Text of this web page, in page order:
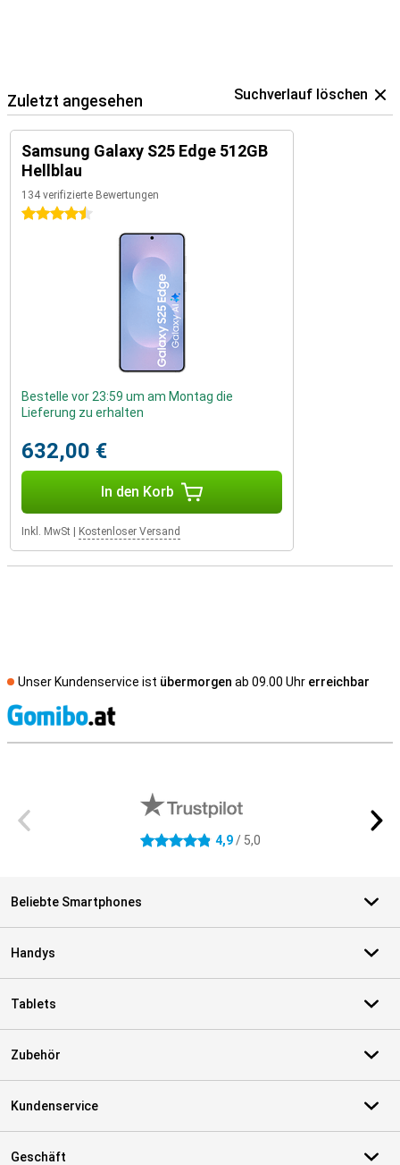
Zuletzt angesehen Suchverlauf löschen
Samsung Galaxy S25 Edge 512GB
Hellblau
134 verifizierte Bewertungen
4.5 Sterne
Bestelle vor 23:59 um am Montag die
Lieferung zu erhalten
632,00 €
In den Korb
Inkl. MwSt Kostenloser Versand
Unser Kundenservice ist übermorgen ab 09.00 Uhr erreichbar
4.9 Sterne 4,9/ 5,0
Beliebte Smartphones
Handys
Tablets
Zubehör
Kundenservice
Geschäft